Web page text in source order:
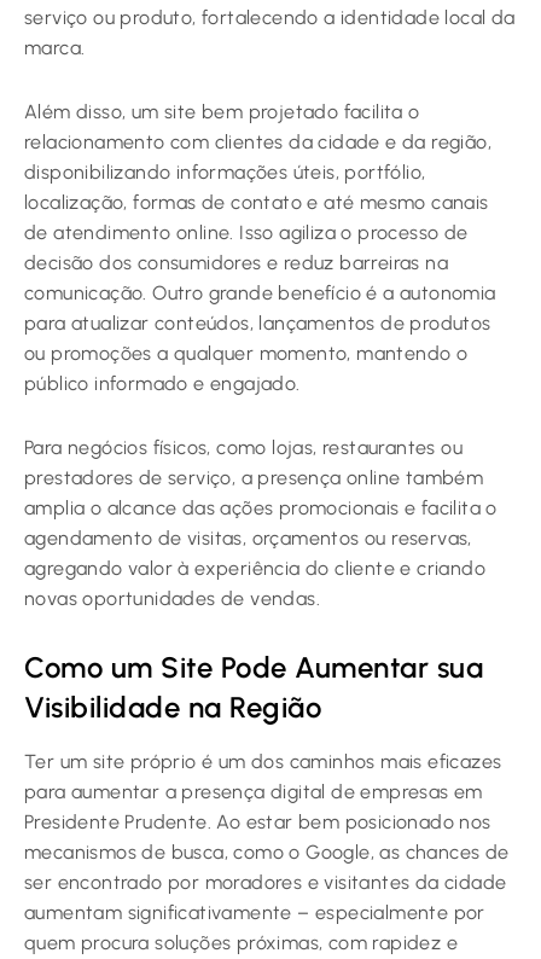
serviço ou produto, fortalecendo a identidade local da
marca.
Além disso, um site bem projetado facilita o
relacionamento com clientes da cidade e da região,
disponibilizando informações úteis, portfólio,
localização, formas de contato e até mesmo canais
de atendimento online. Isso agiliza o processo de
decisão dos consumidores e reduz barreiras na
comunicação. Outro grande benefício é a autonomia
para atualizar conteúdos, lançamentos de produtos
ou promoções a qualquer momento, mantendo o
público informado e engajado.
Para negócios físicos, como lojas, restaurantes ou
prestadores de serviço, a presença online também
amplia o alcance das ações promocionais e facilita o
agendamento de visitas, orçamentos ou reservas,
agregando valor à experiência do cliente e criando
novas oportunidades de vendas.
Como um Site Pode Aumentar sua
Visibilidade na Região
Ter um site próprio é um dos caminhos mais eficazes
para aumentar a presença digital de empresas em
Presidente Prudente. Ao estar bem posicionado nos
mecanismos de busca, como o Google, as chances de
ser encontrado por moradores e visitantes da cidade
aumentam significativamente – especialmente por
quem procura soluções próximas, com rapidez e